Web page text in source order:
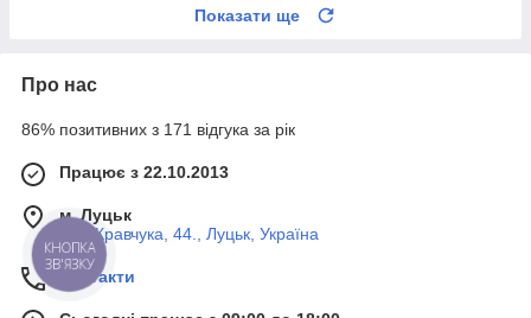
Показати ще
Про нас
86% позитивних з 171 відгука за рік
Працює з 22.10.2013
м. Луцьк
вул. Кравчука, 44., Луцьк, Україна
Контакти
КНОПКА
ЗВ'ЯЗКУ